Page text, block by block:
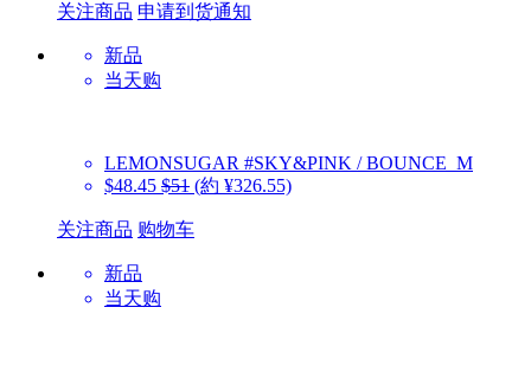
关注商品 申请到货通知
新品
当天购
LEMONSUGAR #SKY&PINK / BOUNCE_M
$48.45 $51 (約 ¥326.55)
关注商品 购物车
新品
当天购